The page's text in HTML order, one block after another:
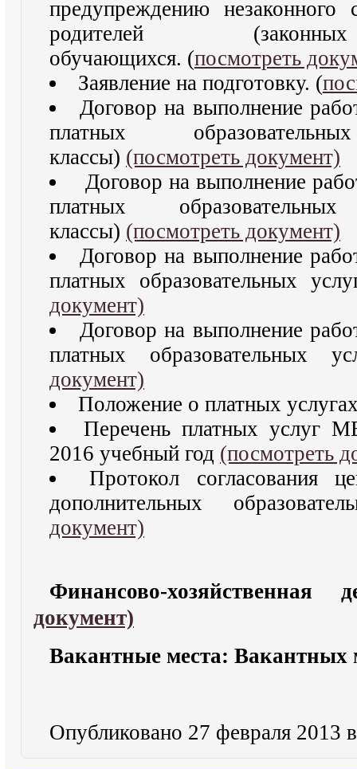
предупреждению
родителей
обучающихся. (посмотреть
Заявление на подготовку. (
Договор на выполнение
платных
классы) (посмотреть документ)
Договор на выполнение
платных
классы) (посмотреть документ)
Договор на выполнение
платных образовательных
документ)
Договор на выполнение
платных
документ)
Положение о платных
Перечень платных
2016 учебный год (посмотреть
Протокол согласования
дополнительных
документ)
Финансово-хозяйственная
документ)
Вакантные места: Вакантных
Опубликовано 27 февраля 2013